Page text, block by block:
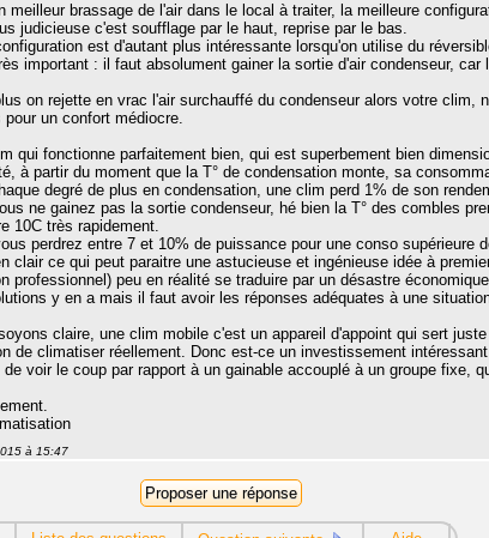
meilleur brassage de l'air dans le local à traiter, la meilleure
judicieuse c'est soufflage par le haut, reprise par le bas.
est d'autant plus intéressante lorsqu'on utilise du
important : il faut absolument gainer la sortie d'air condenseur,
on rejette en vrac l'air surchauffé du condenseur alors votre clim,
pour un confort médiocre.
qui fonctionne parfaitement bien, qui est superbement bien
à partir du moment que la T° de condensation monte, sa
degré de plus en condensation, une clim perd 1% de son
ne gainez pas la sortie condenseur, hé bien la T° des combles
10C très rapidement.
perdrez entre 7 et 10% de puissance pour une conso supérieure
clair ce qui peut paraitre une astucieuse et ingénieuse idée à
professionnel) peu en réalité se traduire par un désastre
y en a mais il faut avoir les réponses adéquates à une
claire, une clim mobile c'est un appareil d'appoint qui sert
de climatiser réellement. Donc est-ce un investissement
de voir le coup par rapport à un gainable accouplé à un groupe fixe,
à 15:47